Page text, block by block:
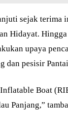
sejak terima
Hidayat.
upaya
dan pesisir
Boat
Panjang,”